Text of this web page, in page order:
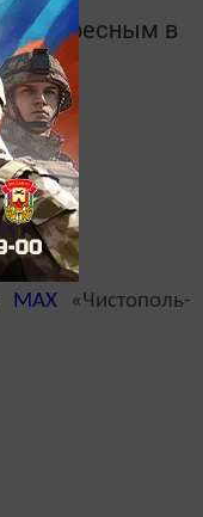
интересным в
в
MАХ:
MAX«Чистополь-